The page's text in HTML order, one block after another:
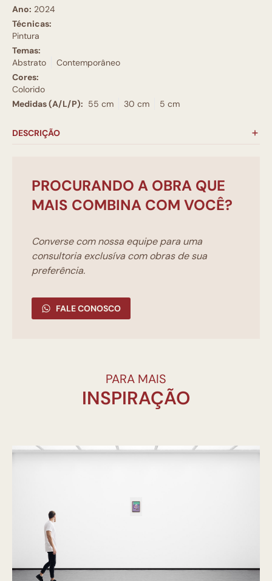
Ano: 2024
Técnicas:
Pintura
Temas:
Abstrato
Contemporâneo
Cores:
Colorido
Medidas (A/L/P): 55 cm 30 cm 5 cm
DESCRIÇÃO
PROCURANDO A OBRA QUE
MAIS COMBINA COM VOCÊ?
Converse com nossa equipe para uma
consultoria exclusíva com obras de sua
preferência.
FALE CONOSCO
PARA MAIS
INSPIRAÇÃO